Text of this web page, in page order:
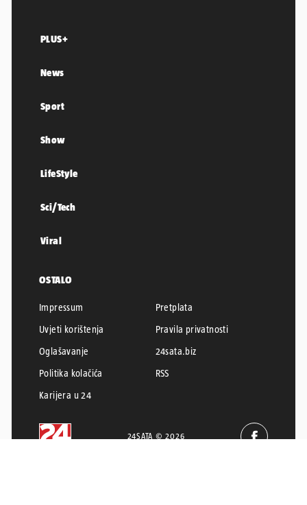
PLUS+
News
Sport
Show
LifeStyle
Sci/Tech
Viral
OSTALO
Impressum
Pretplata
Uvjeti korištenja
Pravila privatnosti
Oglašavanje
24sata.biz
Politika kolačića
RSS
Karijera u 24
24SATA © 2026